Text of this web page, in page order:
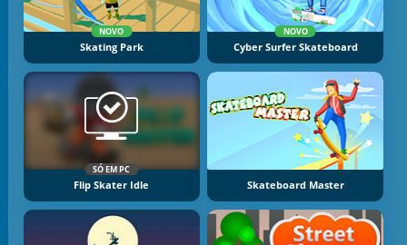
NOVO
Skating Park
NOVO
Cyber Surfer Skateboard
SÓ EM PC
Flip Skater Idle Skateboard Master